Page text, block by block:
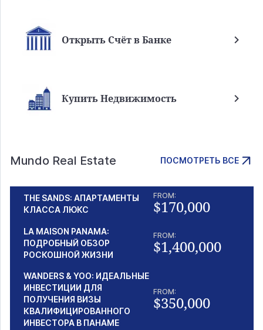
Открыть Счёт в Банке
Купить Недвижимость
Mundo Real Estate ПОСМОТРЕТЬ ВСЕ
THE SANDS: АПАРТАМЕНТЫ
КЛАССА ЛЮКС
FROM:
$170,000
LA MAISON PANAMA:
ПОДРОБНЫЙ ОБЗОР
РОСКОШНОЙ ЖИЗНИ
FROM:
$1,400,000
WANDERS & YOO: ИДЕАЛЬНЫЕ
ИНВЕСТИЦИИ ДЛЯ
ПОЛУЧЕНИЯ ВИЗЫ
КВАЛИФИЦИРОВАННОГО
ИНВЕСТОРА В ПАНАМЕ
FROM:
$350,000